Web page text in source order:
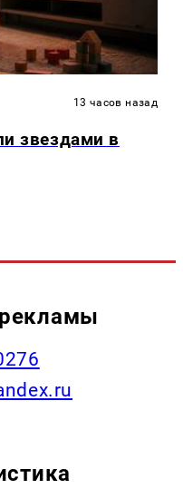
13 часов назад
звездами в